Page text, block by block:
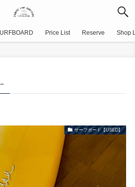
Price List Reserve Shop
サーフボード【USED】